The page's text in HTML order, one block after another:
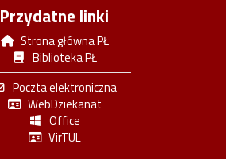
Przydatne linki
Strona główna PŁ
Biblioteka PŁ
Poczta elektroniczna
WebDziekanat
Office
VirTUL